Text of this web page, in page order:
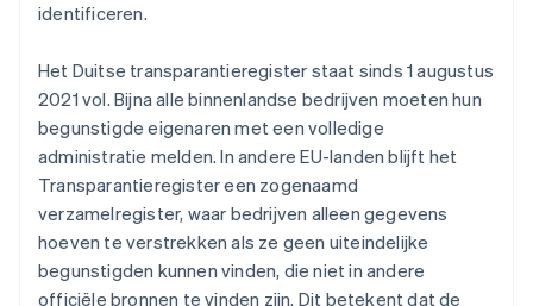
identificeren.
Het Duitse transparantieregister staat sinds 1 augustus
2021 vol. Bijna alle binnenlandse bedrijven moeten hun
begunstigde eigenaren met een volledige
administratie melden. In andere EU-landen blijft het
Transparantieregister een zogenaamd
verzamelregister, waar bedrijven alleen gegevens
hoeven te verstrekken als ze geen uiteindelijke
begunstigden kunnen vinden, die niet in andere
officiële bronnen te vinden zijn. Dit betekent dat de